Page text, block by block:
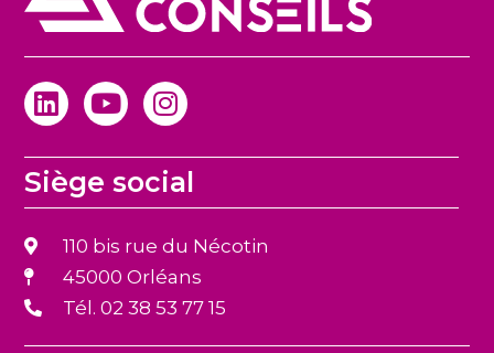
Siège social
110 bis rue du Nécotin
45000 Orléans
Tél. 02 38 53 77 15